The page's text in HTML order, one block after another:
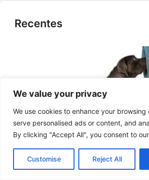
We value your privacy
We use cookies to enhance your browsing
serve personalised ads or content, and
By clicking "Accept All", you consent to
Customise Reject All
Recentes
Por que os cachorros
íntimas das